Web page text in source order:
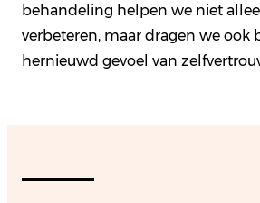
behandeling helpen we niet
verbeteren, maar dragen we ook
hernieuwd gevoel van